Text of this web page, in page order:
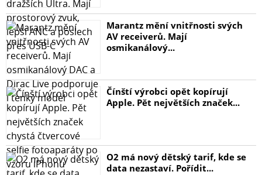
Marantz mění vnitřnosti svých
AV receiverů. Mají
osmikanálový...
Čínští výrobci opět kopírují
Apple. Pět největších značek...
O2 má nový dětský tarif, kde se
data nezastaví. Pořídit...